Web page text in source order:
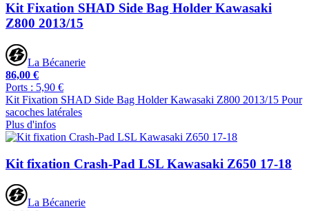
Kit Fixation SHAD Side Bag Holder Kawasaki
Z800 2013/15
La Bécanerie
86,00 €
Ports : 5,90 €
Kit Fixation SHAD Side Bag Holder Kawasaki Z800 2013/15 Pour
sacoches latérales
Plus d'infos
Kit fixation Crash-Pad LSL Kawasaki Z650 17-18
La Bécanerie